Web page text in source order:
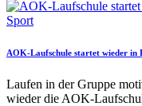
Sport
AOK-Laufschule startet wieder in
Laufen in der Gruppe
wieder die AOK-